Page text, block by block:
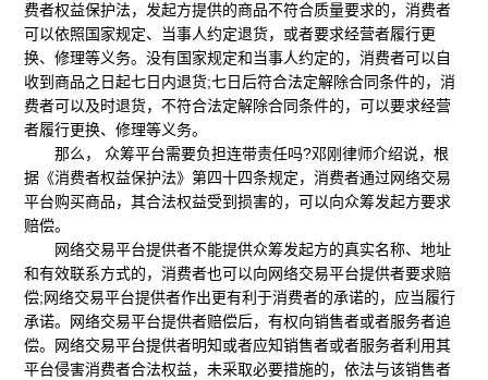
费者权益保护法，发起方提供的商品不符合质量要求的，消费者
可以依照国家规定、当事人约定退货，或者要求经营者履行更
换、修理等义务。没有国家规定和当事人约定的，消费者可以自
收到商品之日起七日内退货;七日后符合法定解除合同条件的，消
费者可以及时退货，不符合法定解除合同条件的，可以要求经营
者履行更换、修理等义务。
那么， 众筹平台需要负担连带责任吗?邓刚律师介绍说，根
据《消费者权益保护法》第四十四条规定，消费者通过网络交易
平台购买商品，其合法权益受到损害的，可以向众筹发起方要求
赔偿。
网络交易平台提供者不能提供众筹发起方的真实名称、地址
和有效联系方式的，消费者也可以向网络交易平台提供者要求赔
偿;网络交易平台提供者作出更有利于消费者的承诺的，应当履行
承诺。网络交易平台提供者赔偿后，有权向销售者或者服务者追
偿。网络交易平台提供者明知或者应知销售者或者服务者利用其
平台侵害消费者合法权益，未采取必要措施的，依法与该销售者